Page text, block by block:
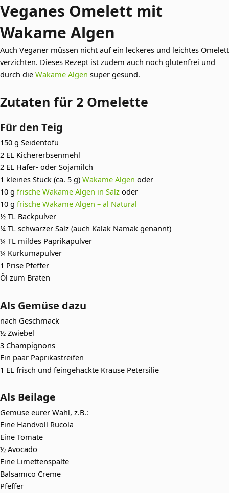
Veganes Omelett mit
Wakame Algen
Auch Veganer müssen nicht auf ein leckeres und leichtes Omelett
verzichten. Dieses Rezept ist zudem auch noch glutenfrei und
durch die Wakame Algen super gesund.
Zutaten für 2 Omelette
Für den Teig
150 g Seidentofu
2 EL Kichererbsenmehl
2 EL Hafer- oder Sojamilch
1 kleines Stück (ca. 5 g) Wakame Algen oder
10 g frische Wakame Algen in Salz oder
10 g frische Wakame Algen – al Natural
½ TL Backpulver
¼ TL schwarzer Salz (auch Kalak Namak genannt)
¼ TL mildes Paprikapulver
¼ Kurkumapulver
1 Prise Pfeffer
Öl zum Braten
Als Gemüse dazu
nach Geschmack
½ Zwiebel
3 Champignons
Ein paar Paprikastreifen
1 EL frisch und feingehackte Krause Petersilie
Als Beilage
Gemüse eurer Wahl, z.B.:
Eine Handvoll Rucola
Eine Tomate
½ Avocado
Eine Limettenspalte
Balsamico Creme
Pfeffer